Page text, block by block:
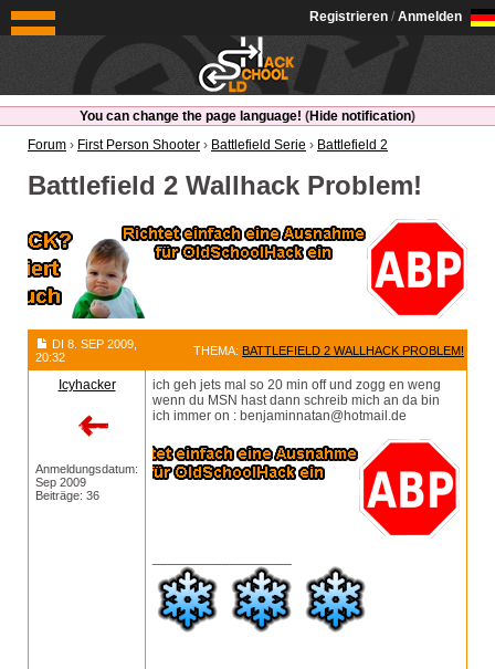
OldSchoolHack
Registrieren / Anmelden
You can change the page language! (Hide notification)
Forum › First Person Shooter › Battlefield Serie › Battlefield 2
Battlefield 2 Wallhack Problem!
DI 8. SEP 2009,
20:32
THEMA: BATTLEFIELD 2 WALLHACK PROBLEM!
Icyhacker
Anmeldungsdatum:
Sep 2009
Beiträge: 36
ich geh jets mal so 20 min off und zogg en weng
wenn du MSN hast dann schreib mich an da bin
ich immer on : benjaminnatan@hotmail.de